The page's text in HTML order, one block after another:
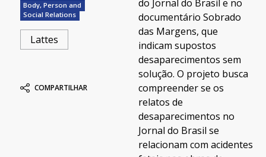
Body, Person and
Social Relations
Lattes
COMPARTILHAR
do Jornal do Brasil e no
documentário Sobrado
das Margens, que
indicam supostos
desaparecimentos sem
solução. O projeto busca
compreender se os
relatos de
desaparecimentos no
Jornal do Brasil se
relacionam com acidentes